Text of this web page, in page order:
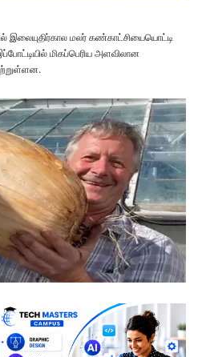
இலையுதிர்கால மலர் கண்காட்சியையொட்டி
மிகப்பெரிய அளவிலான